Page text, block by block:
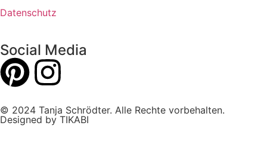
Datenschutz
Social Media
© 2024 Tanja Schrödter. Alle Rechte vorbehalten.
Designed by TIKABI